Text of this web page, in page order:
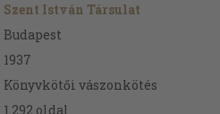
Szent István Társulat
Budapest
1937
Könyvkötői vászonkötés
1.292 oldal